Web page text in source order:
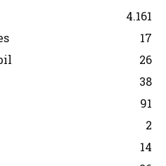
4.161
17
26
38
91
2
14